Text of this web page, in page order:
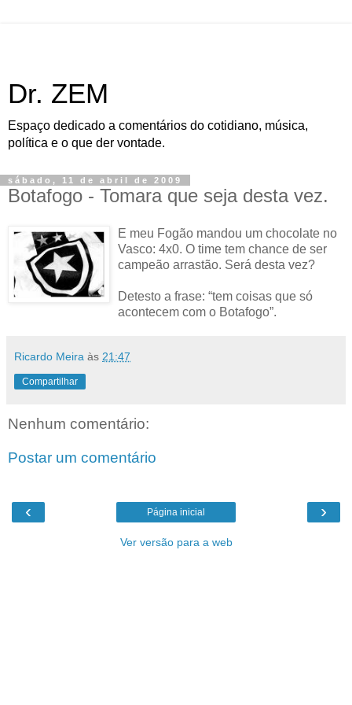
Dr. ZEM
Espaço dedicado a comentários do cotidiano, música,
política e o que der vontade.
sábado, 11 de abril de 2009
Botafogo - Tomara que seja desta vez.
E meu Fogão mandou um chocolate no
Vasco: 4x0. O time tem chance de ser
campeão arrastão. Será desta vez?
Detesto a frase: “tem coisas que só
acontecem com o Botafogo”.
Ricardo Meira às 21:47
Compartilhar
Nenhum comentário:
Postar um comentário
‹ ›
Página inicial
Ver versão para a web